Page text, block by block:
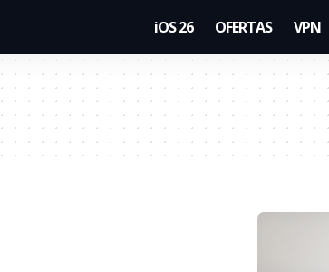
iOS 26 OFERTAS VPN